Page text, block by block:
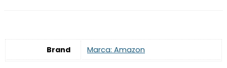
Brand Marca: Amazon